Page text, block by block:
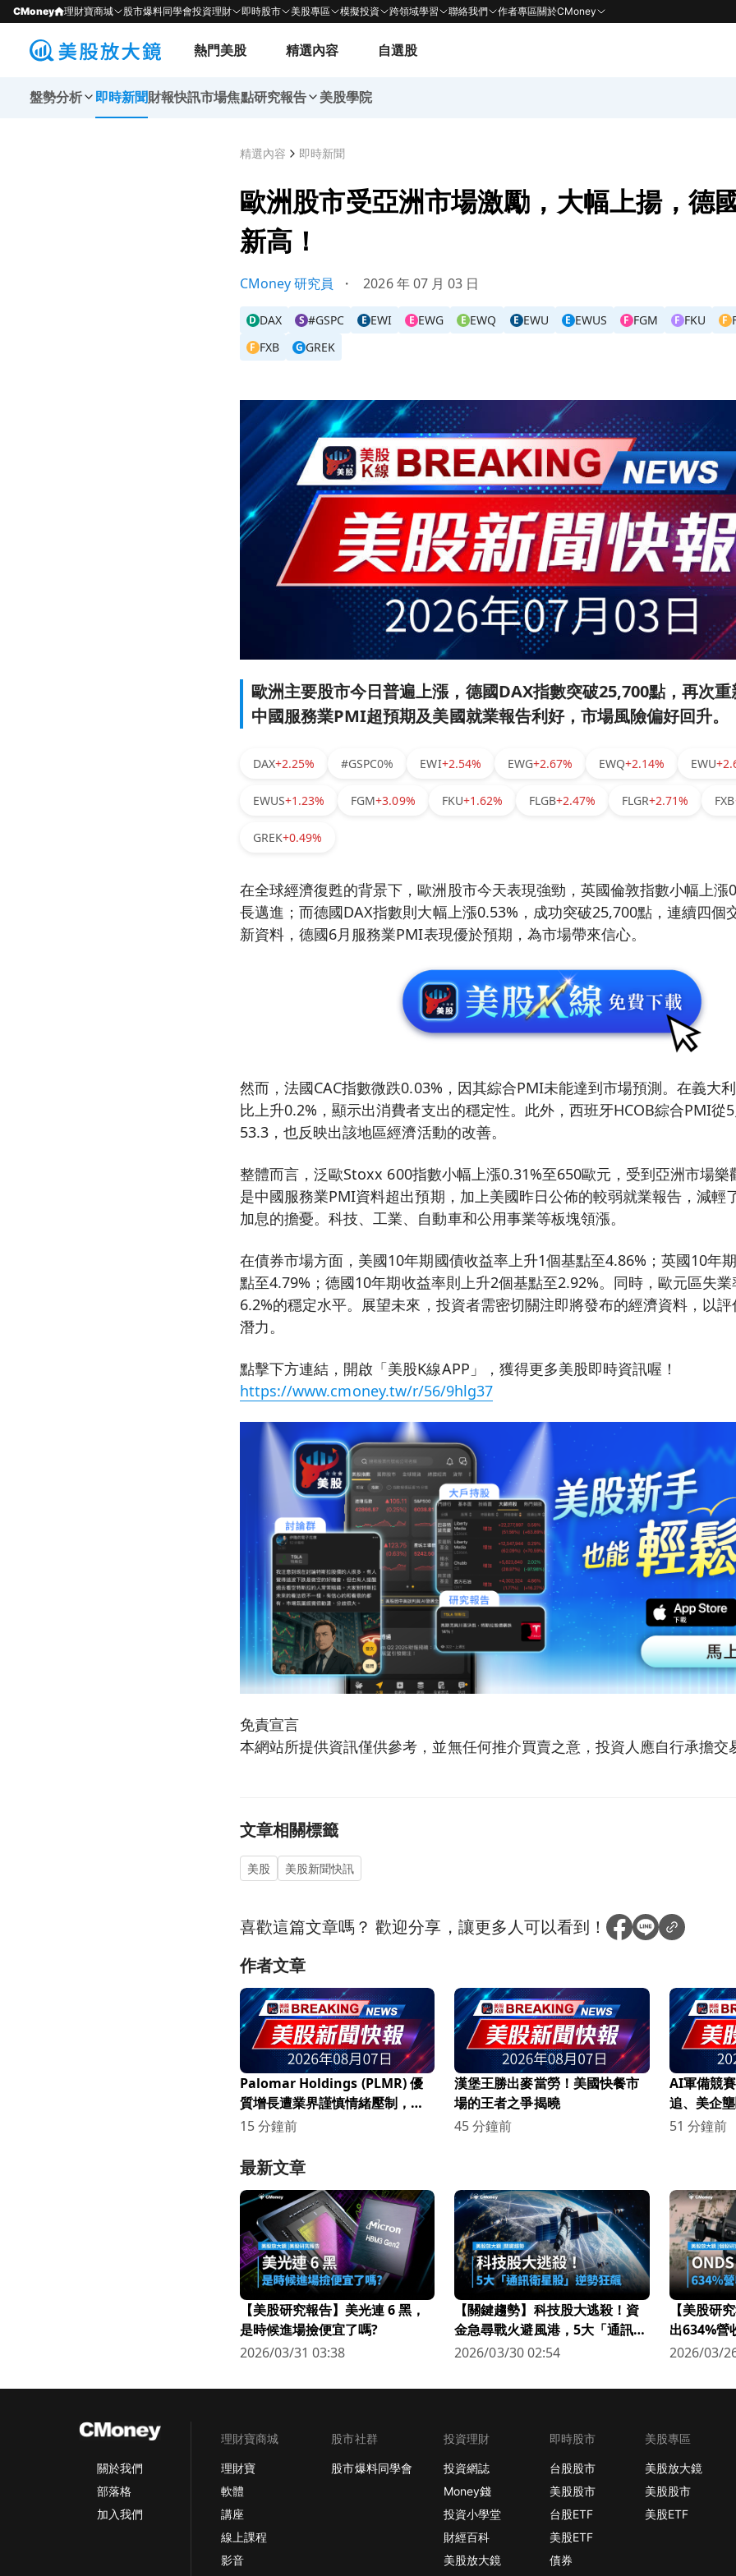
CMoney 理財寶商城 股市爆料同學會投資理財 即時股市 美股專區 模擬投資 跨領域學習 聯絡我們 作者專區關於CMoney
熱門美股 精選內容 自選股
盤勢分析 即時新聞財報快訊市場焦點研究報告 美股學院
精選內容 即時新聞
歐洲股市受亞洲市場激勵，大幅上揚，德
新高！
CMoney 研究員 ・ 2026 年 07 月 03 日
D DAX S #GSPC E EWI E EWG E EWQ E EWU E EWUS F FGM F FKU F
F FXB G GREK
歐洲主要股市今日普遍上漲，德國DAX指數突破25,700點，再次
中國服務業PMI超預期及美國就業報告利好，市場風險偏好回升。
DAX+2.25% #GSPC0% EWI+2.54% EWG+2.67% EWQ+2.14% EWU
EWUS+1.23% FGM+3.09% FKU+1.62% FLGB+2.47% FLGR+2.71% FXB
GREK+0.49%
在全球經濟復甦的背景下，歐洲股市今天表現強勁，英國倫敦指數小幅上漲
長邁進；而德國DAX指數則大幅上漲0.53%，成功突破25,700點，連續四個
新資料，德國6月服務業PMI表現優於預期，為市場帶來信心。
然而，法國CAC指數微跌0.03%，因其綜合PMI未能達到市場預測。在義大
比上升0.2%，顯示出消費者支出的穩定性。此外，西班牙HCOB綜合PMI從
53.3，也反映出該地區經濟活動的改善。
整體而言，泛歐Stoxx 600指數小幅上漲0.31%至650歐元，受到亞洲市場樂
是中國服務業PMI資料超出預期，加上美國昨日公佈的較弱就業報告，減輕
加息的擔憂。科技、工業、自動車和公用事業等板塊領漲。
在債券市場方面，美國10年期國債收益率上升1個基點至4.86%；英國10年
點至4.79%；德國10年期收益率則上升2個基點至2.92%。同時，歐元區失
6.2%的穩定水平。展望未來，投資者需密切關注即將發布的經濟資料，以
潛力。
點擊下方連結，開啟「美股K線APP」，獲得更多美股即時資訊喔！
https://www.cmoney.tw/r/56/9hlg37
免責宣言
本網站所提供資訊僅供參考，並無任何推介買賣之意，投資人應自行承擔交
文章相關標籤
美股 美股新聞快訊
喜歡這篇文章嗎？歡迎分享，讓更多人可以看到！
作者文章
Palomar Holdings (PLMR) 優
質增長遭業界謹慎情緒壓制，投
資者該如何反應？
15 分鐘前
漢堡王勝出麥當勞！美國快餐市
場的王者之爭揭曉
45 分鐘前
AI軍備競
追、美企
力版圖大
51 分鐘前
最新文章
【美股研究報告】美光連 6 黑，
是時候進場撿便宜了嗎?
2026/03/31 03:38
【關鍵趨勢】科技股大逃殺！資
金急尋戰火避風港，5大「通訊衛
星股」逆勢狂飆
2026/03/30 02:54
【美股研
出634%營
科技新星
2026/03/
關於我們
部落格
加入我們
理財寶商城
理財寶
軟體
講座
線上課程
影音
股市社群
股市爆料同學會
投資理財
投資網誌
Money錢
投資小學堂
財經百科
美股放大鏡
即時股市
台股股市
美股股市
台股ETF
美股ETF
債券
美股專區
美股放大鏡
美股股市
美股ETF